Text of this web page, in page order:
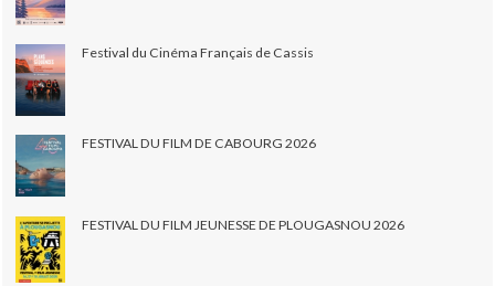
Festival du Cinéma Français de Cassis
FESTIVAL DU FILM DE CABOURG 2026
FESTIVAL DU FILM JEUNESSE DE PLOUGASNOU 2026